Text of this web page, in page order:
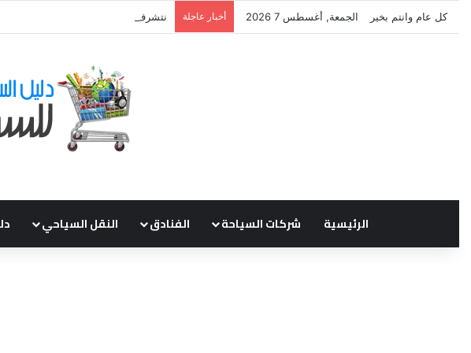
كل عام وانتم بخير الجمعة, أغسطس 7 2026 أخبار عاجلة نتشرف بتلقي طلباتكم و
الرئيسية شركات السياحة الفنادق النقل السياحي